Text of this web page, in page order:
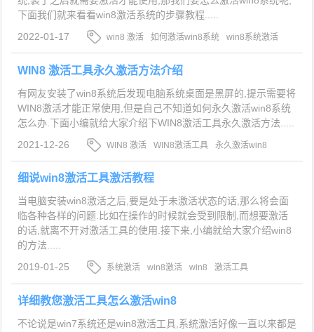
下面我们就来看看win8激活系统的步骤教程.....
2022-01-17
win8 激活 如何激活win8系统
win8系统激活
介绍
WIN8 激活工具永久激活方法介绍
有网友安装了win8系统后发现电脑系统桌面是黑屏的,提示需要将
WIN8激活才能正常使用,但是自己不知道如何永久激活win8系统
怎么办.下面小编就给大家介绍下WIN8激活工具永久激活方法.....
2021-12-26
WIN8 激活 WIN8激活工具 永久激活win8
细说win8激活工具激活教程
当电脑安装win8激活之后,要是处于未激活状态的话,那么将会面
临各种各样的问题.比如在操作的时候就会受到限制,而想要激活
的话,就离不开对激活工具的使用.接下来,小编就给大家介绍win8
的方法.....
2019-01-25
系统激活 win8激活 win8 激活工具
详细教您激活工具怎么激活win8
不论说是win7系统还是win8激活工具,系统激活好像一直以来都是